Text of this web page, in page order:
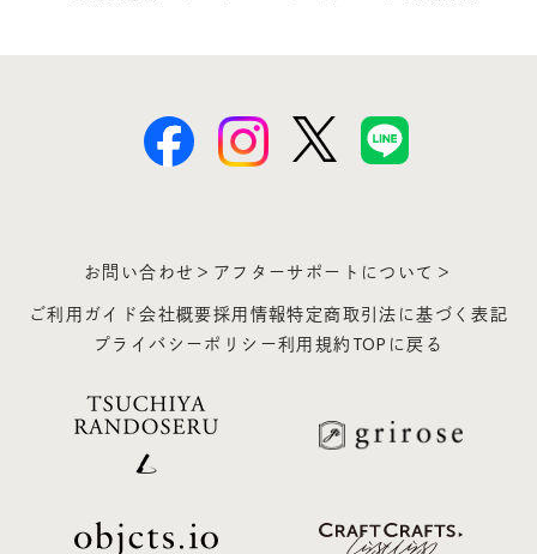
お問い合わせ＞ アフターサポートについて＞
ご利用ガイド会社概要採用情報特定商取引法に基づく表記
プライバシーポリシー利用規約 TOPに戻る